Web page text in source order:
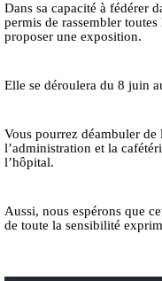
Dans sa capacité à fédérer
permis de rassembler
proposer une exposition.
Elle se déroulera du 8 juin
Vous pourrez déambuler de
l’administration et la
l’hôpital.
Aussi, nous espérons que
de toute la sensibilité